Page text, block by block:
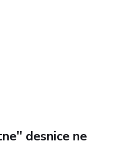
desnice ne